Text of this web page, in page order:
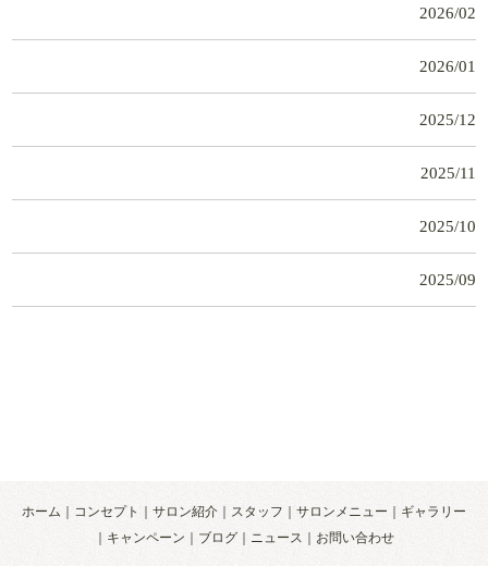
2026/02
2026/01
2025/12
2025/11
2025/10
2025/09
ホーム コンセプト サロン紹介 スタッフ サロンメニュー
ギャラリー
キャンペーン
ブログ ニュース お問い合わせ